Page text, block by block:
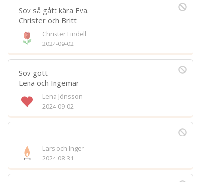
Sov så gått kära Eva.
Christer och Britt
Christer Lindell
2024-09-02
Sov gott
Lena och Ingemar
Lena Jönsson
2024-09-02
Lars och Inger
2024-08-31